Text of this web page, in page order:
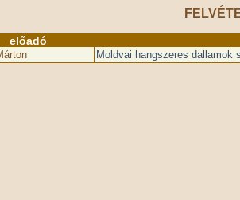
előadó
Moldvai hangszeres dallamok